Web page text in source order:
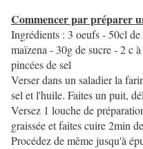
Commencer par préparer
Ingrédients : 3 oeufs - 50cl
maïzena - 30g de sucre - 2 c
pincées de sel
Verser dans un saladier la
sel et l'huile. Faites un puit,
Versez 1 louche de
graissée et faites cuire 2min
Procédez de même jusqu'à